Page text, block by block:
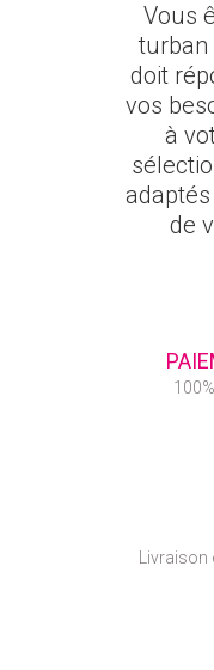
Vous
turban
doit
vos
à
de
Livraison